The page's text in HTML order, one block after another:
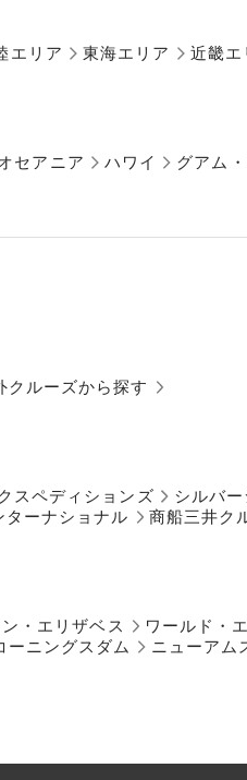
エリア 東海エリア 近畿エ
セアニア ハワイ グアム
クルーズから探す
スペディションズ シルバ
ターナショナル 商船三井ク
・エリザベス ワールド・
ーニングスダム ニューアム